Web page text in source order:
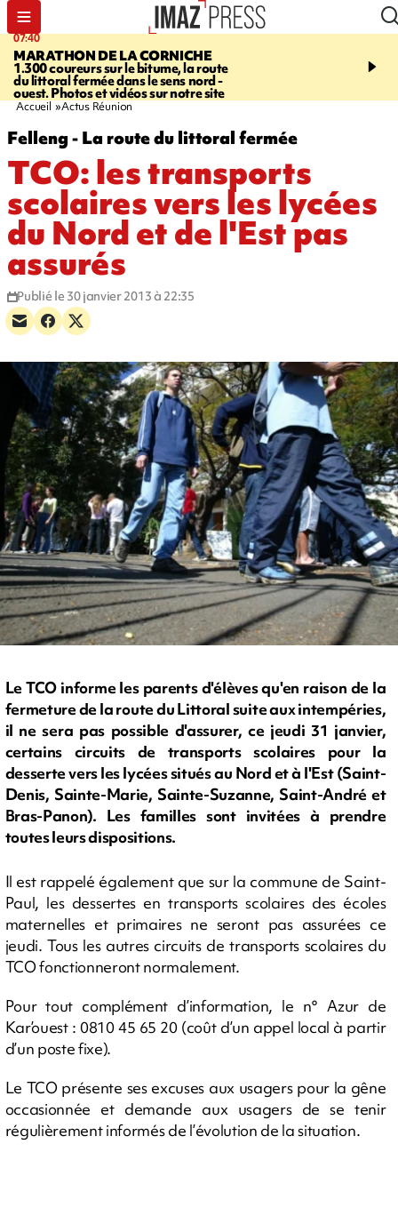
07:40
MARATHON DE LA CORNICHE
1.300 coureurs sur le bitume, la route
du littoral fermée dans le sens nord -
ouest. Photos et vidéos sur notre site
10:33
l’enfance - une
Accueil Actus Réunion
Felleng - La route du littoral fermée
TCO: les transports
scolaires vers les lycées
du Nord et de l'Est pas
assurés
Publié le 30 janvier 2013 à 22:35
Le TCO informe les parents d'élèves qu'en raison de la
fermeture de la route du Littoral suite aux intempéries,
il ne sera pas possible d'assurer, ce jeudi 31 janvier,
certains circuits de transports scolaires pour la
desserte vers les lycées situés au Nord et à l'Est (Saint-
Denis, Sainte-Marie, Sainte-Suzanne, Saint-André et
Bras-Panon). Les familles sont invitées à prendre
toutes leurs dispositions.
Il est rappelé également que sur la commune de Saint-
Paul, les dessertes en transports scolaires des écoles
maternelles et primaires ne seront pas assurées ce
jeudi. Tous les autres circuits de transports scolaires du
TCO fonctionneront normalement.
Pour tout complément d’information, le n° Azur de
Kar’ouest : 0810 45 65 20 (coût d’un appel local à partir
d’un poste fixe).
Le TCO présente ses excuses aux usagers pour la gêne
occasionnée et demande aux usagers de se tenir
régulièrement informés de l’évolution de la situation.